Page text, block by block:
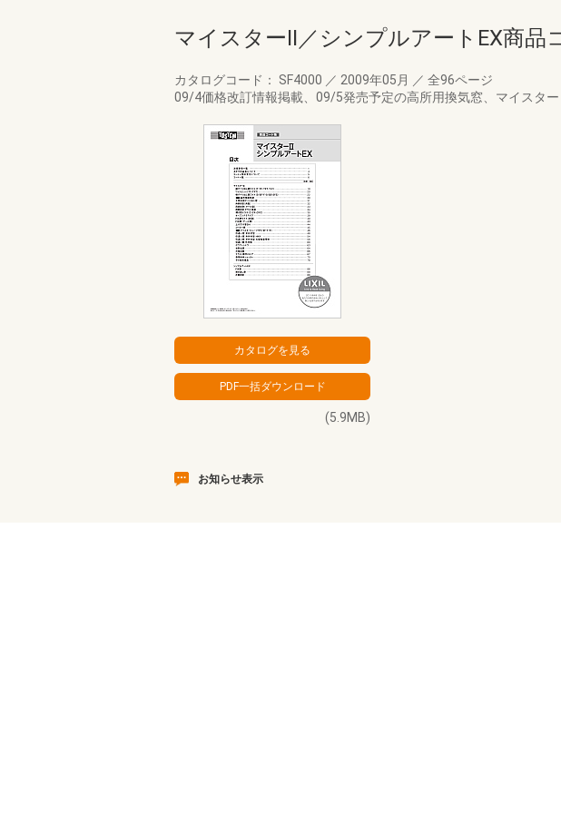
マイスターⅡ／シンプルアートEX商品
カタログコード： SF4000 ／ 2009年05月 ／ 全96ページ
09/4価格改訂情報掲載、09/5発売予定の高所用換気窓、マイスタ
(5.9MB)
お知らせ表示